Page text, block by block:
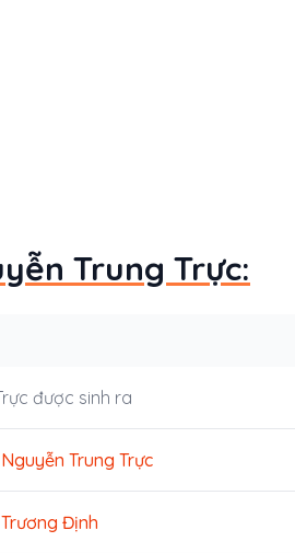
Trung Trực:
được sinh ra
Trung Trực
Định